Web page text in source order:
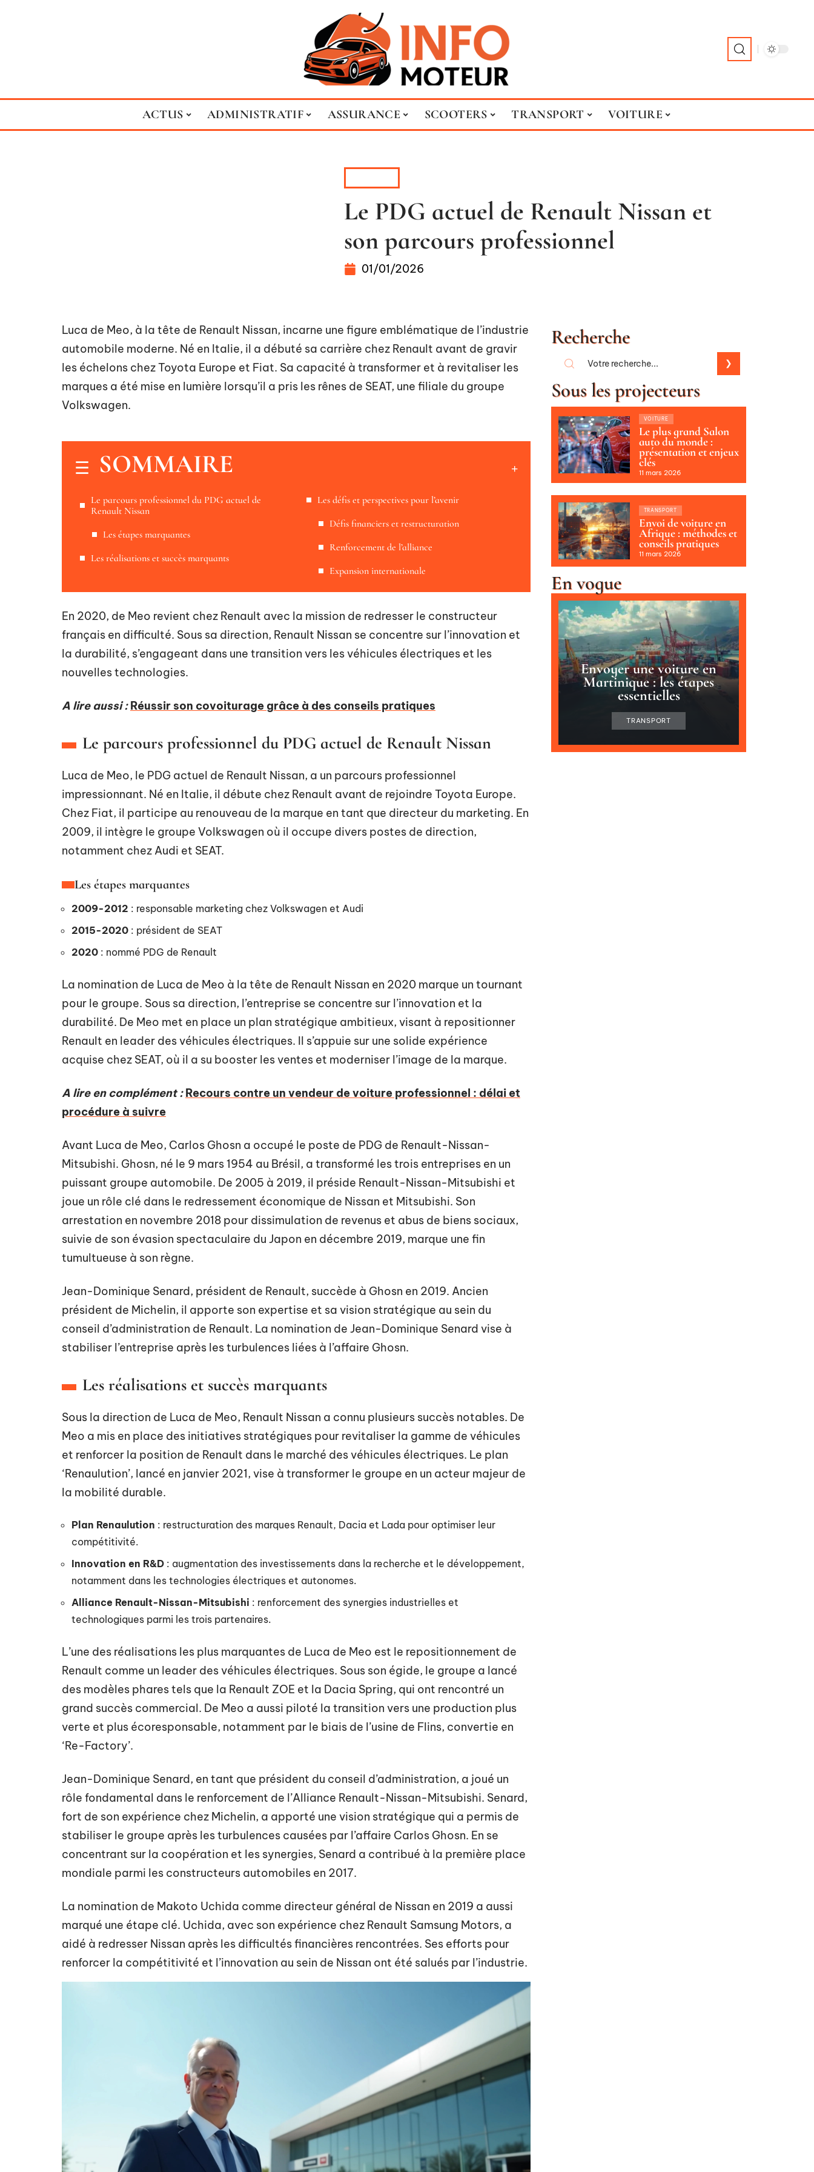
ACTUS ADMINISTRATIF ASSURANCE SCOOTERS TRANSPORT VOITURE
Le PDG actuel de Renault Nissan et
son parcours professionnel
01/01/2026
Luca de Meo, à la tête de Renault Nissan, incarne une figure emblématique de l’industrie
automobile moderne. Né en Italie, il a débuté sa carrière chez Renault avant de gravir
les échelons chez Toyota Europe et Fiat. Sa capacité à transformer et à revitaliser les
marques a été mise en lumière lorsqu’il a pris les rênes de SEAT, une filiale du groupe
Volkswagen.
SOMMAIRE
Le parcours professionnel du PDG actuel de
Renault Nissan
Les étapes marquantes
Les réalisations et succès marquants
Les défis et perspectives pour l’avenir
Défis financiers et restructuration
Renforcement de l’alliance
Expansion internationale
En 2020, de Meo revient chez Renault avec la mission de redresser le constructeur
français en difficulté. Sous sa direction, Renault Nissan se concentre sur l’innovation et
la durabilité, s’engageant dans une transition vers les véhicules électriques et les
nouvelles technologies.
A lire aussi : Réussir son covoiturage grâce à des conseils pratiques
Le parcours professionnel du PDG actuel de Renault Nissan
Luca de Meo, le PDG actuel de Renault Nissan, a un parcours professionnel
impressionnant. Né en Italie, il débute chez Renault avant de rejoindre Toyota Europe.
Chez Fiat, il participe au renouveau de la marque en tant que directeur du marketing. En
2009, il intègre le groupe Volkswagen où il occupe divers postes de direction,
notamment chez Audi et SEAT.
Les étapes marquantes
2009-2012 : responsable marketing chez Volkswagen et Audi
2015-2020 : président de SEAT
2020 : nommé PDG de Renault
La nomination de Luca de Meo à la tête de Renault Nissan en 2020 marque un tournant
pour le groupe. Sous sa direction, l’entreprise se concentre sur l’innovation et la
durabilité. De Meo met en place un plan stratégique ambitieux, visant à repositionner
Renault en leader des véhicules électriques. Il s’appuie sur une solide expérience
acquise chez SEAT, où il a su booster les ventes et moderniser l’image de la marque.
A lire en complément : Recours contre un vendeur de voiture professionnel : délai et
procédure à suivre
Avant Luca de Meo, Carlos Ghosn a occupé le poste de PDG de Renault-Nissan-
Mitsubishi. Ghosn, né le 9 mars 1954 au Brésil, a transformé les trois entreprises en un
puissant groupe automobile. De 2005 à 2019, il préside Renault-Nissan-Mitsubishi et
joue un rôle clé dans le redressement économique de Nissan et Mitsubishi. Son
arrestation en novembre 2018 pour dissimulation de revenus et abus de biens sociaux,
suivie de son évasion spectaculaire du Japon en décembre 2019, marque une fin
tumultueuse à son règne.
Jean-Dominique Senard, président de Renault, succède à Ghosn en 2019. Ancien
président de Michelin, il apporte son expertise et sa vision stratégique au sein du
conseil d’administration de Renault. La nomination de Jean-Dominique Senard vise à
stabiliser l’entreprise après les turbulences liées à l’affaire Ghosn.
Les réalisations et succès marquants
Sous la direction de Luca de Meo, Renault Nissan a connu plusieurs succès notables. De
Meo a mis en place des initiatives stratégiques pour revitaliser la gamme de véhicules
et renforcer la position de Renault dans le marché des véhicules électriques. Le plan
‘Renaulution’, lancé en janvier 2021, vise à transformer le groupe en un acteur majeur de
la mobilité durable.
Plan Renaulution : restructuration des marques Renault, Dacia et Lada pour optimiser leur
compétitivité.
Innovation en R&D : augmentation des investissements dans la recherche et le développement,
notamment dans les technologies électriques et autonomes.
Alliance Renault-Nissan-Mitsubishi : renforcement des synergies industrielles et
technologiques parmi les trois partenaires.
L’une des réalisations les plus marquantes de Luca de Meo est le repositionnement de
Renault comme un leader des véhicules électriques. Sous son égide, le groupe a lancé
des modèles phares tels que la Renault ZOE et la Dacia Spring, qui ont rencontré un
grand succès commercial. De Meo a aussi piloté la transition vers une production plus
verte et plus écoresponsable, notamment par le biais de l’usine de Flins, convertie en
‘Re-Factory’.
Jean-Dominique Senard, en tant que président du conseil d’administration, a joué un
rôle fondamental dans le renforcement de l’Alliance Renault-Nissan-Mitsubishi. Senard,
fort de son expérience chez Michelin, a apporté une vision stratégique qui a permis de
stabiliser le groupe après les turbulences causées par l’affaire Carlos Ghosn. En se
concentrant sur la coopération et les synergies, Senard a contribué à la première place
mondiale parmi les constructeurs automobiles en 2017.
La nomination de Makoto Uchida comme directeur général de Nissan en 2019 a aussi
marqué une étape clé. Uchida, avec son expérience chez Renault Samsung Motors, a
aidé à redresser Nissan après les difficultés financières rencontrées. Ses efforts pour
renforcer la compétitivité et l’innovation au sein de Nissan ont été salués par l’industrie.
Recherche
Sous les projecteurs
VOITURE
Le plus grand Salon
auto du monde :
présentation et enjeux
clés
11 mars 2026
TRANSPORT
Envoi de voiture en
Afrique : méthodes et
conseils pratiques
11 mars 2026
En vogue
Envoyer une voiture en
Martinique : les étapes
essentielles
TRANSPORT